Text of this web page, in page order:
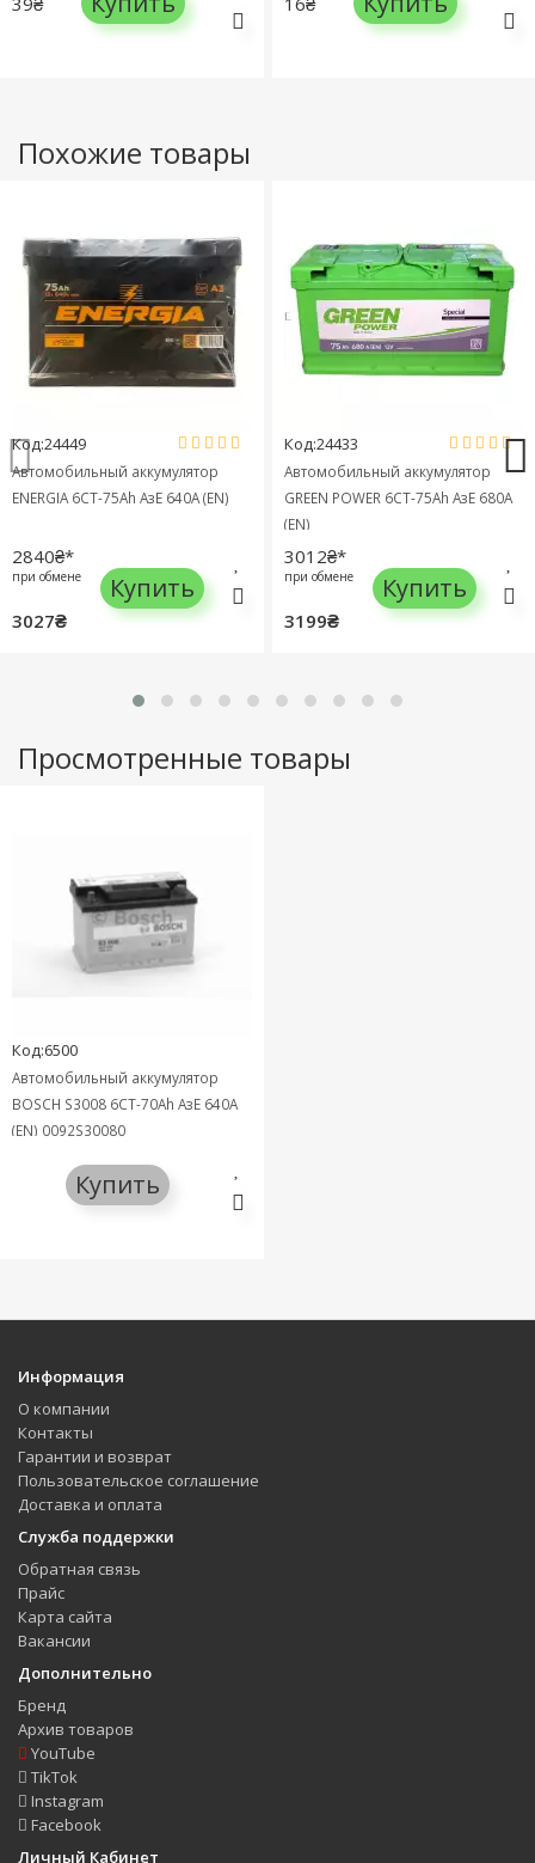
Похожие товары
Код:24449
Автомобильный аккумулятор
ENERGIA 6СТ-75Ah АзЕ 640A (EN)
2840₴*
при обмене
3027₴
Купить
Код:24433
Автомобильный аккумулятор
GREEN POWER 6СТ-75Ah АзЕ 680A
(EN)
3012₴*
при обмене
3199₴
Купить
Просмотренные товары
Код:6500
Автомобильный аккумулятор
BOSCH S3008 6СТ-70Ah АзЕ 640A
(EN) 0092S30080
Купить
Информация
О компании
Контакты
Гарантии и возврат
Пользовательское соглашение
Доставка и оплата
Служба поддержки
Обратная связь
Прайс
Карта сайта
Вакансии
Дополнительно
Бренд
Архив товаров
YouTube
TikTok
Instagram
Facebook
Личный Кабинет